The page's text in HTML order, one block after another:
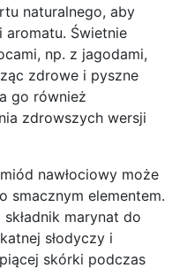
naturalnego, aby
aromatu. Świetnie
np. z jagodami,
zdrowe i pyszne
go również
zdrowszych wersji
nawłociowy może
smacznym elementem.
marynat do
słodyczy i
skórki podczas